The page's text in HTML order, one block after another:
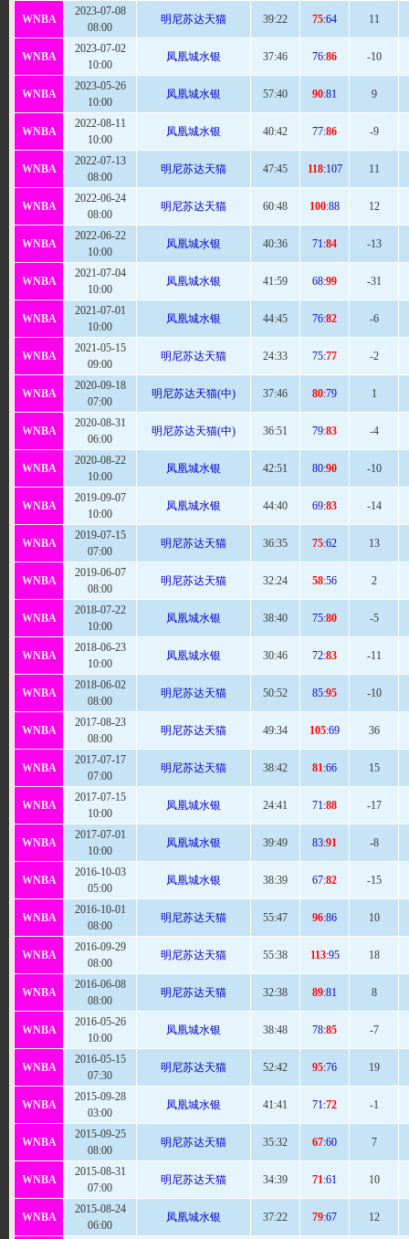
WNBA
2023-07-08
08:00
明尼苏达天猫 39:22 75:64 11
WNBA
2023-07-02
10:00
凤凰城水银 37:46 76:86 -10
WNBA
2023-05-26
10:00
凤凰城水银 57:40 90:81 9
WNBA
2022-08-11
10:00
凤凰城水银 40:42 77:86 -9
WNBA
2022-07-13
08:00
明尼苏达天猫 47:45 118:107 11
WNBA
2022-06-24
08:00
明尼苏达天猫 60:48 100:88 12
WNBA
2022-06-22
10:00
凤凰城水银 40:36 71:84 -13
WNBA
2021-07-04
10:00
凤凰城水银 41:59 68:99 -31
WNBA
2021-07-01
10:00
凤凰城水银 44:45 76:82 -6
WNBA
2021-05-15
09:00
明尼苏达天猫 24:33 75:77 -2
WNBA
2020-09-18
07:00
明尼苏达天猫(中) 37:46 80:79 1
WNBA
2020-08-31
06:00
明尼苏达天猫(中) 36:51 79:83 -4
WNBA
2020-08-22
10:00
凤凰城水银 42:51 80:90 -10
WNBA
2019-09-07
10:00
凤凰城水银 44:40 69:83 -14
WNBA
2019-07-15
07:00
明尼苏达天猫 36:35 75:62 13
WNBA
2019-06-07
08:00
明尼苏达天猫 32:24 58:56 2
WNBA
2018-07-22
10:00
凤凰城水银 38:40 75:80 -5
WNBA
2018-06-23
10:00
凤凰城水银 30:46 72:83 -11
WNBA
2018-06-02
08:00
明尼苏达天猫 50:52 85:95 -10
WNBA
2017-08-23
08:00
明尼苏达天猫 49:34 105:69 36
WNBA
2017-07-17
07:00
明尼苏达天猫 38:42 81:66 15
WNBA
2017-07-15
10:00
凤凰城水银 24:41 71:88 -17
WNBA
2017-07-01
10:00
凤凰城水银 39:49 83:91 -8
WNBA
2016-10-03
05:00
凤凰城水银 38:39 67:82 -15
WNBA
2016-10-01
08:00
明尼苏达天猫 55:47 96:86 10
WNBA
2016-09-29
08:00
明尼苏达天猫 55:38 113:95 18
WNBA
2016-06-08
08:00
明尼苏达天猫 32:38 89:81 8
WNBA
2016-05-26
10:00
凤凰城水银 38:48 78:85 -7
WNBA
2016-05-15
07:30
明尼苏达天猫 52:42 95:76 19
WNBA
2015-09-28
03:00
凤凰城水银 41:41 71:72 -1
WNBA
2015-09-25
08:00
明尼苏达天猫 35:32 67:60 7
WNBA
2015-08-31
07:00
明尼苏达天猫 34:39 71:61 10
WNBA
2015-08-24
06:00
凤凰城水银 37:22 79:67 12